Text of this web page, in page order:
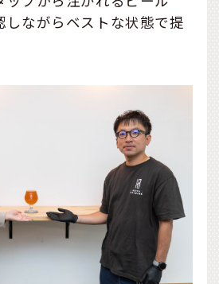
しながらベストな状態で提